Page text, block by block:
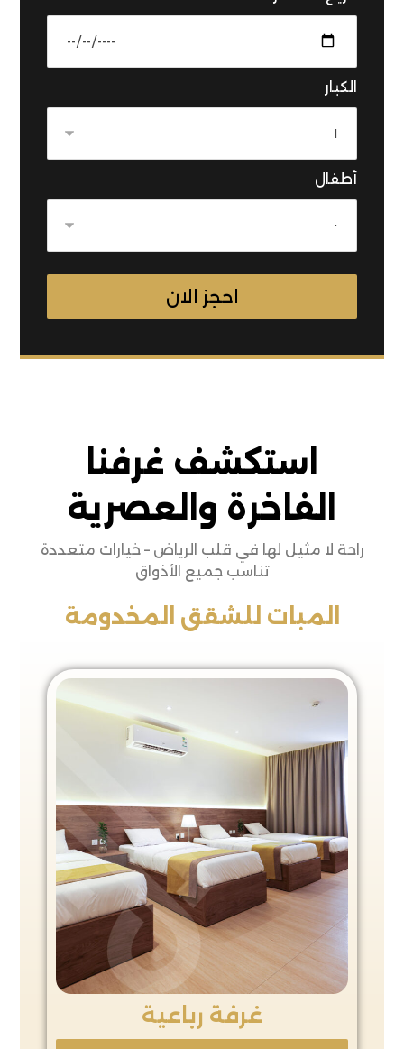
الكبار
أطفال
استكشف غرفنا
الفاخرة والعصرية
راحة لا مثيل لها في قلب الرياض – خيارات متعددة
تناسب جميع الأذواق
المبات للشقق المخدومة
غرفة رباعية